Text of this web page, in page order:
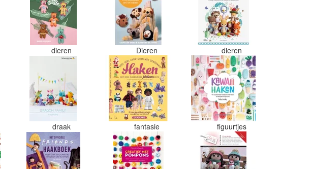
dieren Dieren dieren
draak fantasie figuurtjes